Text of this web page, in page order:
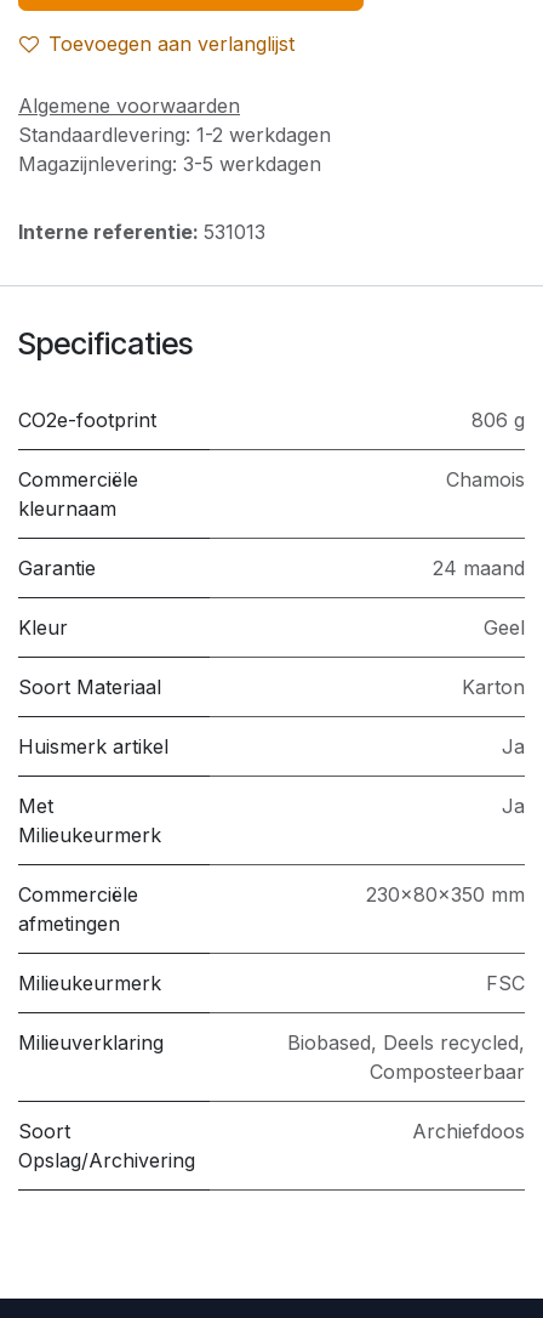
Toevoegen aan verlanglijst
Algemene voorwaarden
Standaardlevering: 1-2 werkdagen
Magazijnlevering: 3-5 werkdagen
Interne referentie: 531013
Specificaties
CO2e-footprint 806 g
Commerciële
kleurnaam
Chamois
Garantie 24 maand
Kleur Geel
Soort Materiaal Karton
Huismerk artikel Ja
Met
Milieukeurmerk
Ja
Commerciële
afmetingen
230x80x350 mm
Milieukeurmerk FSC
Milieuverklaring
Biobased, Deels recycled,
Composteerbaar
Soort
Opslag/Archivering
Archiefdoos